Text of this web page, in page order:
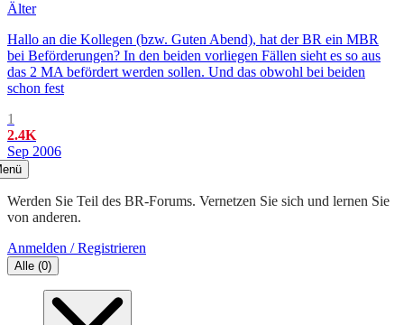
Älter
Hallo an die Kollegen (bzw. Guten Abend), hat der BR ein MBR
bei Beförderungen? In den beiden vorliegen Fällen sieht es so aus
das 2 MA befördert werden sollen. Und das obwohl bei beiden
schon fest
1
2.4K
Sep 2006
Werden Sie Teil des BR-Forums. Vernetzen Sie sich und lernen Sie
von anderen.
Anmelden / Registrieren
Alle (0)